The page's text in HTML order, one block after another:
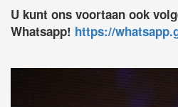
U kunt ons voortaan ook
Whatsapp! https://